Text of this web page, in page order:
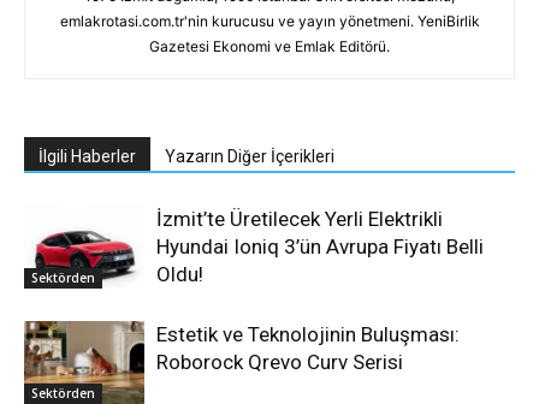
emlakrotasi.com.tr'nin kurucusu ve yayın yönetmeni. YeniBirlik
Gazetesi Ekonomi ve Emlak Editörü.
İlgili Haberler Yazarın Diğer İçerikleri
Sektörden
İzmit’te Üretilecek Yerli Elektrikli
Hyundai Ioniq 3’ün Avrupa Fiyatı Belli
Oldu!
Sektörden
Estetik ve Teknolojinin Buluşması:
Roborock Qrevo Curv Serisi